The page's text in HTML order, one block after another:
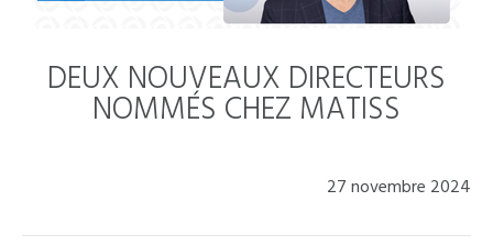
DEUX NOUVEAUX DIRECTEURS
NOMMÉS CHEZ MATISS
27 novembre 2024